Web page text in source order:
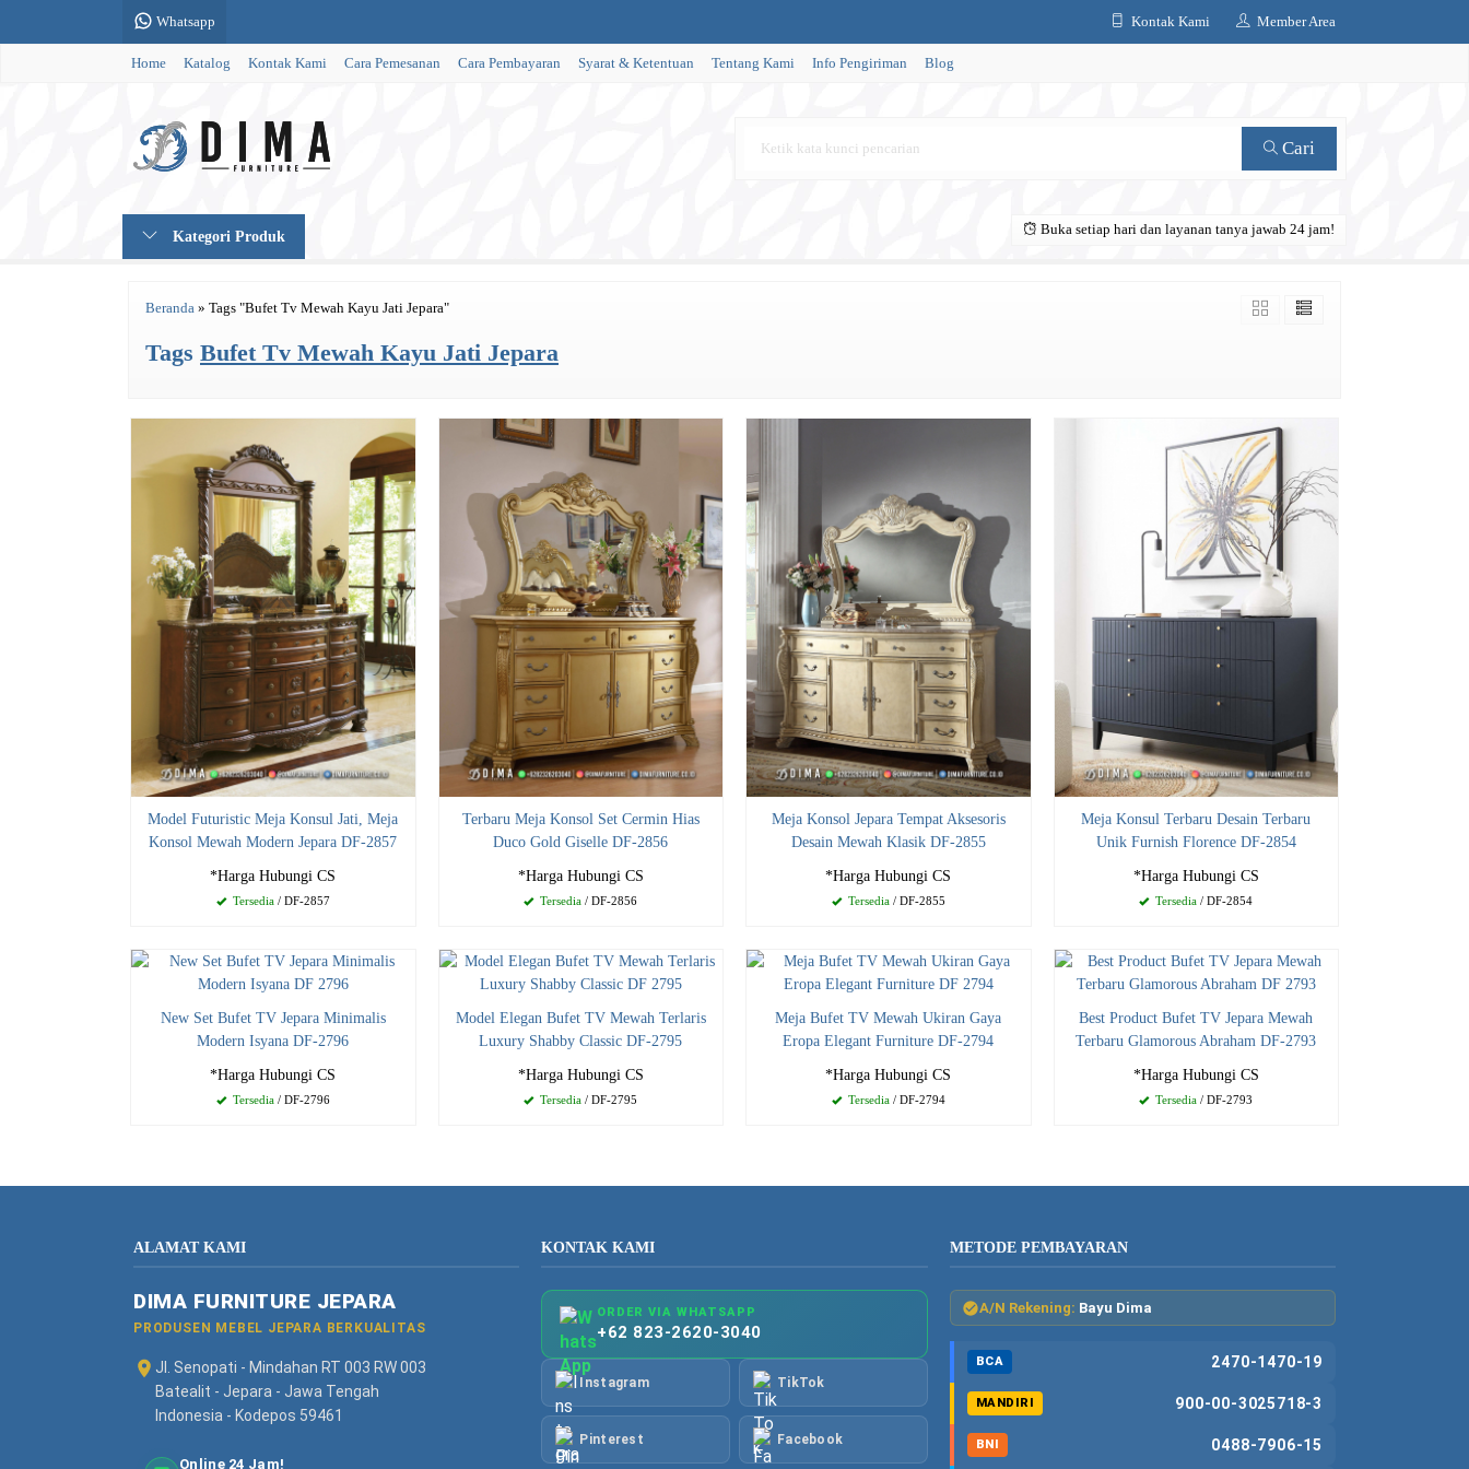
Whatsapp Kontak Kami Member Area
Home Katalog Kontak Kami Cara Pemesanan Cara Pembayaran Syarat & Ketentuan Tentang Kami Info Pengiriman Blog
Cari
Kategori Produk Buka setiap hari dan layanan tanya jawab 24 jam!
Beranda » Tags "Bufet Tv Mewah Kayu Jati Jepara"
Tags Bufet Tv Mewah Kayu Jati Jepara
Model Futuristic Meja Konsul Jati, Meja
Konsol Mewah Modern Jepara DF-2857
*Harga Hubungi CS
Tersedia/ DF-2857
Terbaru Meja Konsol Set Cermin Hias
Duco Gold Giselle DF-2856
*Harga Hubungi CS
Tersedia / DF-2856
Meja Konsol Jepara Tempat Aksesoris
Desain Mewah Klasik DF-2855
*Harga Hubungi CS
Tersedia/ DF-2855
Meja Konsul Terbaru Desain Terbaru
Unik Furnish Florence DF-2854
*Harga Hubungi CS
Tersedia / DF-2854
New Set Bufet TV Jepara Minimalis
Modern Isyana DF-2796
*Harga Hubungi CS
Tersedia/ DF-2796
Model Elegan Bufet TV Mewah Terlaris
Luxury Shabby Classic DF-2795
*Harga Hubungi CS
Tersedia / DF-2795
Meja Bufet TV Mewah Ukiran Gaya
Eropa Elegant Furniture DF-2794
*Harga Hubungi CS
Tersedia/ DF-2794
Best Product Bufet TV Jepara Mewah
Terbaru Glamorous Abraham DF-2793
*Harga Hubungi CS
Tersedia / DF-2793
ALAMAT KAMI
DIMA FURNITURE JEPARA
PRODUSEN MEBEL JEPARA BERKUALITAS
Jl. Senopati - Mindahan RT 003 RW 003
Batealit - Jepara - Jawa Tengah
Indonesia - Kodepos 59461
Online 24 Jam!
KONTAK KAMI
ORDER VIA WHATSAPP
+62 823-2620-3040
Instagram TikTok
Pinterest Facebook
METODE PEMBAYARAN
A/N Rekening: Bayu Dima
BCA 2470-1470-19
MANDIRI 900-00-3025718-3
BNI 0488-7906-15